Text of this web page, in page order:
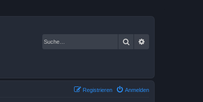
Suche
Anmelden
Registrieren